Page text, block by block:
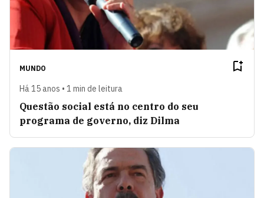
MUNDO
Há 15 anos • 1 min de leitura
Questão social está no centro do seu
programa de governo, diz Dilma